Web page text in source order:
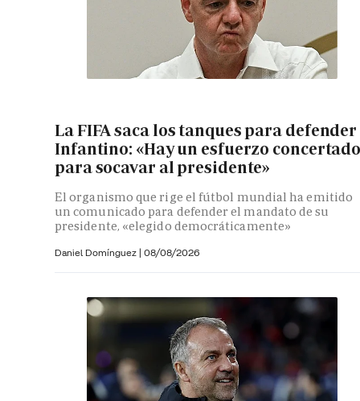
La FIFA saca los tanques para defender
Infantino: «Hay un esfuerzo
para socavar al presidente»
El organismo que rige el fútbol mundial ha emitido
un comunicado para defender el mandato de su
presidente, «elegido democráticamente»
Daniel Domínguez | 08/08/2026